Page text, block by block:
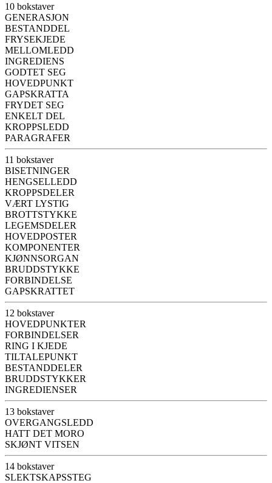
10 bokstaver
GENERASJON
BESTANDDEL
FRYSEKJEDE
MELLOMLEDD
INGREDIENS
GODTET SEG
HOVEDPUNKT
GAPSKRATTA
FRYDET SEG
ENKELT DEL
KROPPSLEDD
PARAGRAFER
11 bokstaver
BISETNINGER
HENGSELLEDD
KROPPSDELER
VÆRT LYSTIG
BROTTSTYKKE
LEGEMSDELER
HOVEDPOSTER
KOMPONENTER
KJØNNSORGAN
BRUDDSTYKKE
FORBINDELSE
GAPSKRATTET
12 bokstaver
HOVEDPUNKTER
FORBINDELSER
RING I KJEDE
TILTALEPUNKT
BESTANDDELER
BRUDDSTYKKER
INGREDIENSER
13 bokstaver
OVERGANGSLEDD
HATT DET MORO
SKJØNT VITSEN
14 bokstaver
SLEKTSKAPSSTEG